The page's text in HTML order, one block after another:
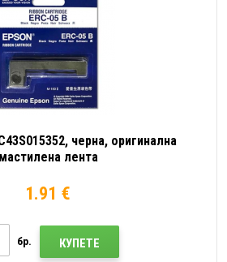
черна, оригинална
мастилена лента
1.91 €
бр. КУПЕТЕ